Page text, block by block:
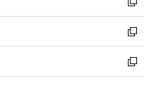
ウ
で
開
く
ィ
ン
ド
ウ
で
開
い
ウ
ィ
ン
ド
ウ
新
し
い
ウ
ィ
ン
新
し
い
ウ
新
し